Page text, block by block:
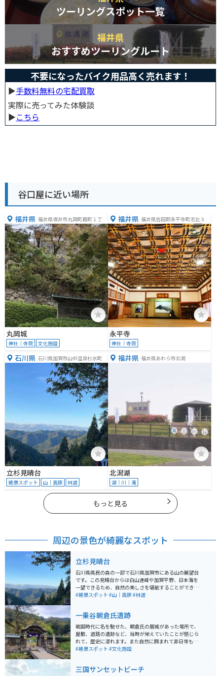
ツーリングスポット一覧
福井県
おすすめツーリングルート
不要になったバイク用品高く売れます！
▶︎手数料無料の宅配買取
実際に売ってみた体験談
▶︎こちら
谷口屋に近い場所
福井県 福井県坂井市丸岡町霞町１丁目
５９
丸岡城
神社｜寺院 文化施設
福井県 福井県吉田郡永平寺町志比５
−１５
永平寺
神社｜寺院
石川県 石川県加賀市山中温泉杉水町
立杉見晴台
絶景スポット 山｜高原 林道
福井県 福井県あわら市北潟
北潟湖
湖｜川｜滝
もっと見る
周辺の景色が綺麗なスポット
立杉見晴台
石川県県民の森の一部で石川県加賀市にある山の展望台
です。この見晴台からは白山連峰や加賀平野、日本海を
一望できるため、自然の美しさを堪能することができま
す。特に紅葉の時期にはその景観がさらに際立ち、ハイ
しみながら自然を感じることができるスポットです。山
道を下ると雰囲気の良いパン屋やカフェもあるのでそれ
も楽しみの一つです。
#絶景スポット #山｜高原#林道
一乗谷朝倉氏遺跡
戦国時代に名を馳せた、朝倉氏の居城があった場所で、
屋敷、道路の遺跡など、当時が栄えていたことが感じら
れて、歴史に浸れます。また自然に囲まれて非日常も味
わえます。また近くには当時を再現した復原町もあり見
#絶景スポット #文化施設
三国サンセットビーチ